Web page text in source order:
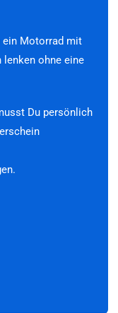
ein Motorrad mit
lenken ohne eine
Du persönlich